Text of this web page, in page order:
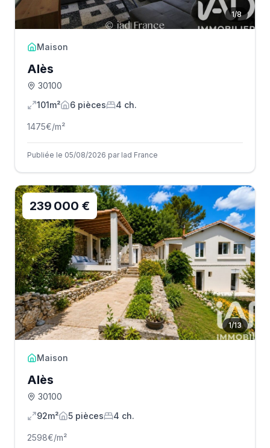
1/8
Maison
Alès
30100
101m²
6 pièces 4 ch.
1475€/m²
Publiée le 05/08/2026 par Iad France
1/13
239 000 €
Maison
Alès
30100
92m²
5 pièces 4 ch.
2598€/m²